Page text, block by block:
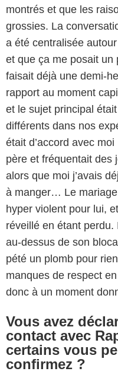
montrés et que les
grossies. La
a été centralisée
et que ça me posait un
faisait déjà une demi-
rapport au moment
et le sujet principal
différents dans nos
était d’accord avec
père et fréquentait des
alors que moi j’avais
à manger… Le
hyper violent pour lui,
réveillé en étant perdu.
au-dessus de son
pété un plomb pour
manques de respect
donc à un moment
Vous avez
contact avec
certains vous
confirmez ?